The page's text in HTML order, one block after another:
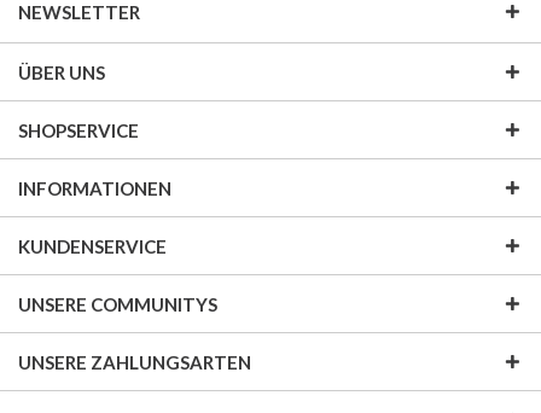
NEWSLETTER
ÜBER UNS
SHOPSERVICE
INFORMATIONEN
KUNDENSERVICE
UNSERE COMMUNITYS
UNSERE ZAHLUNGSARTEN